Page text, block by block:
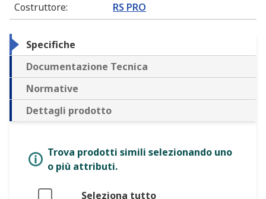
Costruttore: RS PRO
Specifiche
Documentazione Tecnica
Normative
Dettagli prodotto
Trova prodotti simili selezionando uno
o più attributi.
Seleziona tutto